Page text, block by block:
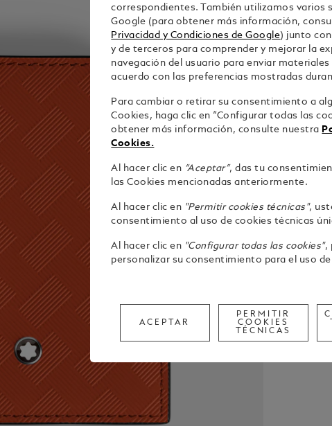
correspondientes. También utilizamos varios
Google (para obtener más información,
Privacidad y Condiciones de Google) junto
y de terceros para comprender y mejorar la
navegación del usuario para enviar
acuerdo con las preferencias mostradas
Para cambiar o retirar su consentimiento a
Cookies, haga clic en “Configurar todas las
obtener más información, consulte nuestra
Cookies.
Al hacer clic en “Aceptar”, das tu
las Cookies mencionadas anteriormente.
Al hacer clic en "Permitir cookies técnicas",
consentimiento al uso de cookies técnicas
Al hacer clic en "Configurar todas las cookies",
personalizar su consentimiento para el uso
ACEPTAR
PERMITIR
COOKIES
TÉCNICAS